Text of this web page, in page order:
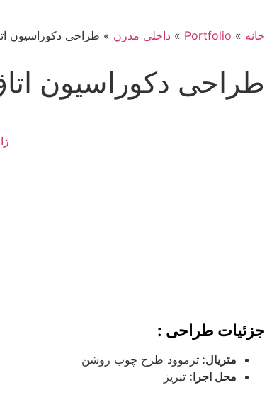
خانه »
Portfolio
» داخلی مدرن » طراحی دکوراسیون
طراحی دکوراسیون
جزئیات طراحی :
متریال: ترموود طرح چوب روشن
محل اجرا: تبریز